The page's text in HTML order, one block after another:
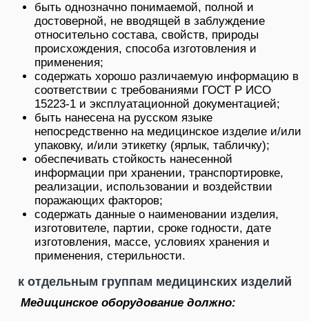
быть однозначно понимаемой, полной и
достоверной, не вводящей в заблуждение
относительно состава, свойств, природы
происхождения, способа изготовления и
применения;
содержать хорошо различаемую информацию в
соответствии с требованиями ГОСТ Р ИСО
15223-1 и эксплуатационной документацией;
быть нанесена на русском языке
непосредственно на медицинское изделие и/или
упаковку, и/или этикетку (ярлык, табличку);
обеспечивать стойкость нанесенной
информации при хранении, транспортировке,
реализации, использовании и воздействии
поражающих факторов;
содержать данные о наименовании изделия,
изготовителе, партии, сроке годности, дате
изготовления, массе, условиях хранения и
применения, стерильности.
к отдельным группам медицинских изделий
Медицинское оборудование должно: